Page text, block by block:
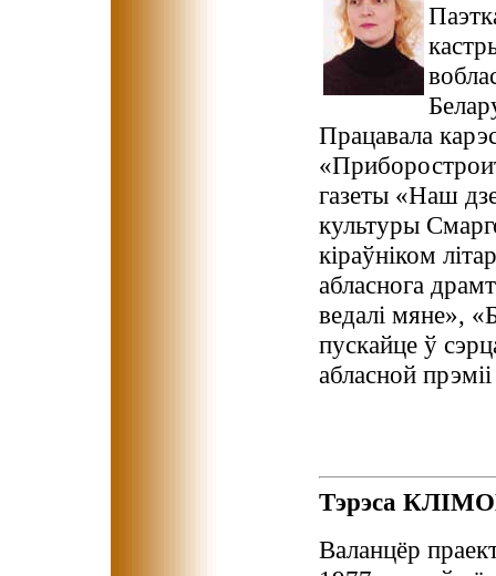
Працавала
газеты «Наш
культуры
кіраўніком
абласнога
ведалі мяне»,
пускайце ў
абласной
Тэрэса
Валанцёр